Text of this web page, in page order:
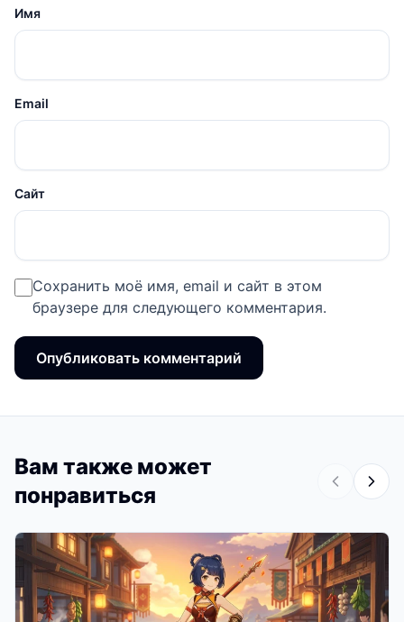
Имя
Email
Сайт
Сохранить моё имя, email и сайт в этом
браузере для следующего комментария.
Вам также может
понравиться